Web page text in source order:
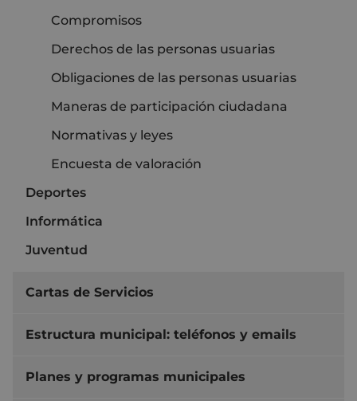
Compromisos
Derechos de las personas usuarias
Obligaciones de las personas usuarias
Maneras de participación ciudadana
Normativas y leyes
Encuesta de valoración
Deportes
Informática
Juventud
Cartas de Servicios
Estructura municipal: teléfonos y emails
Planes y programas municipales